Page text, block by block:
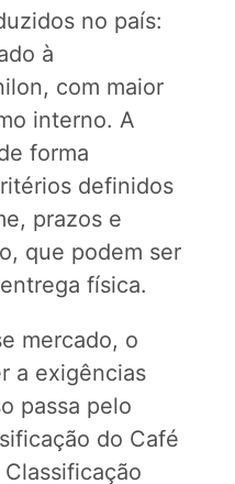
no país:
à
com maior
interno. A
forma
definidos
prazos e
que podem ser
física.
mercado, o
a exigências
passa pelo
do Café